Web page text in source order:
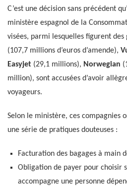
C’est une décision sans précédent
ministère espagnol de la
visées, parmi lesquelles figurent des
(107,7 millions d’euros d’amende),
Easyjet (29,1 millions), Norwegian
million), sont accusées d’avoir
voyageurs.
Selon le ministère, ces compagnies
une série de pratiques douteuses :
Facturation des bagages à main
Obligation de payer pour choisir
accompagne une personne